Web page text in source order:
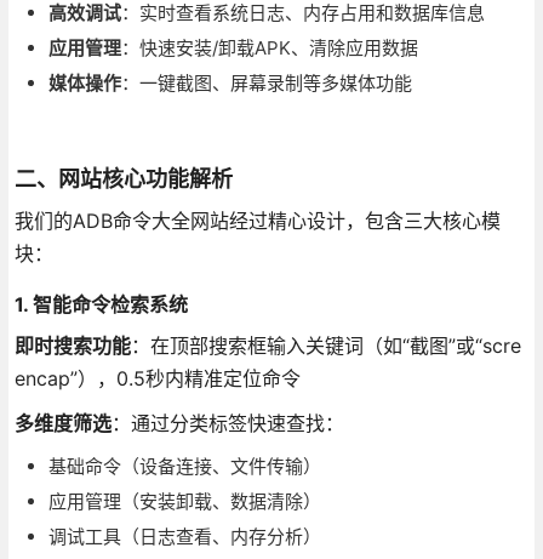
高效调试：实时查看系统日志、内存占用和数据库信息
应用管理：快速安装/卸载APK、清除应用数据
媒体操作：一键截图、屏幕录制等多媒体功能
二、网站核心功能解析
我们的ADB命令大全网站经过精心设计，包含三大核心模
块：
1. 智能命令检索系统
即时搜索功能：在顶部搜索框输入关键词（如“截图”或“scre
encap”），0.5秒内精准定位命令
多维度筛选：通过分类标签快速查找：
基础命令（设备连接、文件传输）
应用管理（安装卸载、数据清除）
调试工具（日志查看、内存分析）